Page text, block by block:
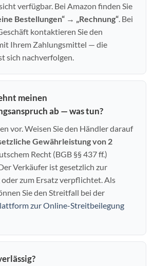
verfügbar. Bei Amazon finden Sie
Bestellungen“ → „Rechnung“ . Bei
kontaktieren Sie den
Ihrem Zahlungsmittel — die
sich nachverfolgen.
meinen
ab — was tun?
vor. Weisen Sie den Händler darauf
Gewährleistung von 2
Recht (BGB §§ 437 ff.)
Verkäufer ist gesetzlich zur
zum Ersatz verpflichtet. Als
Sie den Streitfall bei der
zur Online-Streitbeilegung